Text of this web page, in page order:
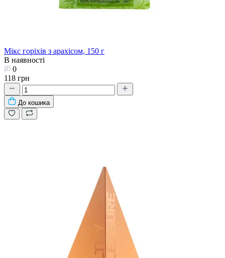
Мікс горіхів з арахісом, 150 г
В наявності
0
118 грн
До кошика